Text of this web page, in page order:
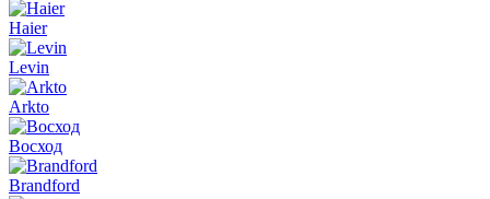
Haier
Levin
Arkto
Восход
Brandford